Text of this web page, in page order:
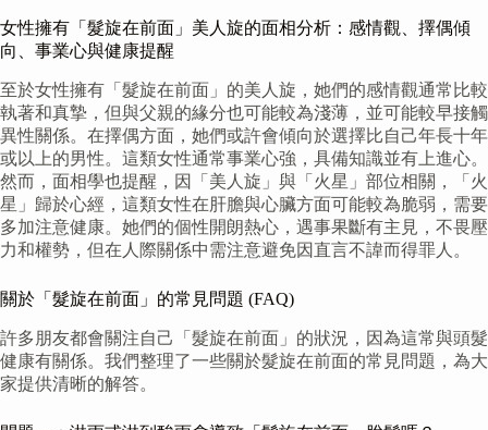
女性擁有「髮旋在前面」美人旋的面相分析：感情觀、擇偶傾
向、事業心與健康提醒
至於女性擁有「髮旋在前面」的美人旋，她們的感情觀通常比較
執著和真摯，但與父親的緣分也可能較為淺薄，並可能較早接觸
異性關係。在擇偶方面，她們或許會傾向於選擇比自己年長十年
或以上的男性。這類女性通常事業心強，具備知識並有上進心。
然而，面相學也提醒，因「美人旋」與「火星」部位相關，「火
星」歸於心經，這類女性在肝膽與心臟方面可能較為脆弱，需要
多加注意健康。她們的個性開朗熱心，遇事果斷有主見，不畏壓
力和權勢，但在人際關係中需注意避免因直言不諱而得罪人。
關於「髮旋在前面」的常見問題 (FAQ)
許多朋友都會關注自己「髮旋在前面」的狀況，因為這常與頭髮
健康有關係。我們整理了一些關於髮旋在前面的常見問題，為大
家提供清晰的解答。